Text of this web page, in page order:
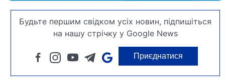
Будьте першим свідком усіх новин, підпишіться
на нашу стрічку у Google News
Приєднатися